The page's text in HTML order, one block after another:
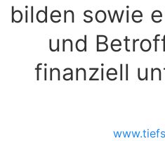
bilden sowie
und
finanziell